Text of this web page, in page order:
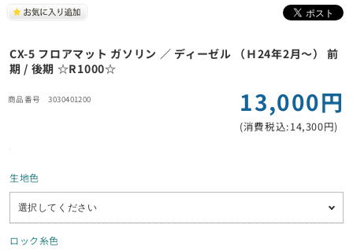
CX-5 フロアマット ガソリン ／ ディーゼル （Ｈ24年2月～） 前
期 / 後期 ☆R1000☆
3030401200 13,000円
(消費税込:14,300円)
生地色
ロック糸色